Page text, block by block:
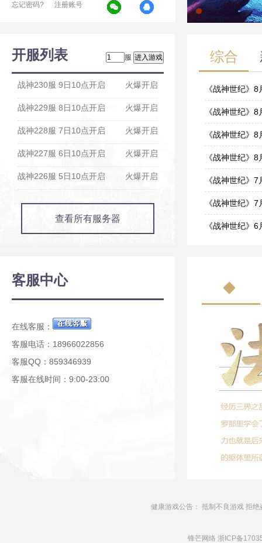
忘记密码? 注册账号
开服列表 服
火爆开启
战神230服 9日10点开启
火爆开启
战神229服 8日10点开启
火爆开启
战神228服 7日10点开启
火爆开启
战神227服 6日10点开启
火爆开启
战神226服 5日10点开启
查看所有服务器
客服中心
在线客服：
客服电话：18966022856
客服QQ：859346939
客服在线时间：9:00-23:00
综合
《战神世纪》
08-07
《战神世纪》
08-05
《战神世纪》
08-03
《战神世纪》
07-31
《战神世纪》
07-27
《战神世纪》
07-22
《战神世纪》
《战神世纪》
健康游戏公告： 抵制不良游戏 拒
锋芒网络 浙ICP备